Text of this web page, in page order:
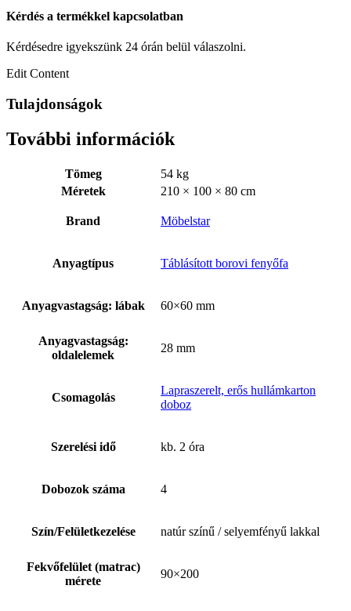
Kérdés a termékkel kapcsolatban
Kérdésedre igyekszünk 24 órán belül válaszolni.
Edit Content
Tulajdonságok
További információk
Tömeg
54 kg
Méretek
210 × 100 × 80 cm
Brand Möbelstar
Anyagtípus Táblásított borovi fenyőfa
Anyagvastagság: lábak 60×60 mm
Anyagvastagság:
oldalelemek
28 mm
Csomagolás
Lapraszerelt, erős hullámkarton
doboz
Szerelési idő kb. 2 óra
Dobozok száma 4
Szín/Felületkezelése natúr színű / selyemfényű lakkal
Fekvőfelület (matrac)
mérete
90×200